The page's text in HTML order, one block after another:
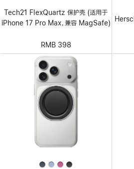
Tech21 FlexQuartz 保护壳 (适用于
iPhone 17 Pro Max，兼容 MagSafe)
RMB 398